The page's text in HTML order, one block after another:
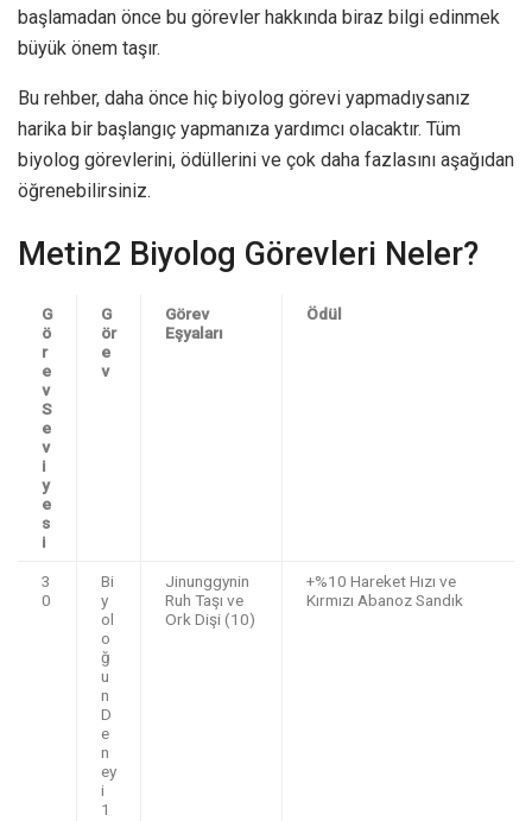
başlamadan önce bu görevler hakkında biraz bilgi edinmek
büyük önem taşır.
Bu rehber, daha önce hiç biyolog görevi yapmadıysanız
harika bir başlangıç yapmanıza yardımcı olacaktır. Tüm
biyolog görevlerini, ödüllerini ve çok daha fazlasını aşağıdan
öğrenebilirsiniz.
Metin2 Biyolog Görevleri Neler?
G
ö
r
e
v
S
e
v
i
y
e
s
i
G
ör
e
v
Görev
Eşyaları
Ödül
3
0
Bi
y
ol
o
ğ
u
n
D
e
n
ey
i
1
Jinunggynin
Ruh Taşı ve
Ork Dişi (10)
+%10 Hareket Hızı ve
Kırmızı Abanoz Sandık